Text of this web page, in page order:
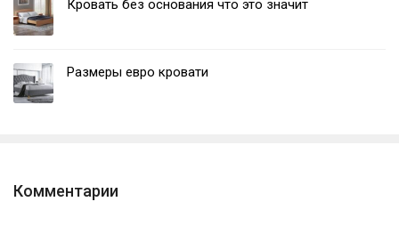
Кровать без основания что это значит
Размеры евро кровати
Комментарии